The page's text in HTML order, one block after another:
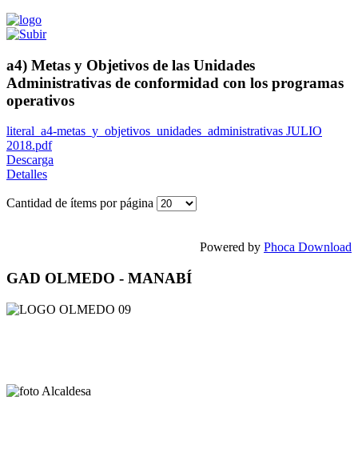
a4) Metas y Objetivos de las Unidades
Administrativas de conformidad con los programas
operativos
literal_a4-metas_y_objetivos_unidades_administrativas JULIO
2018.pdf
Descarga
Detalles
Cantidad de ítems por página
Powered by Phoca Download
GAD OLMEDO - MANABÍ